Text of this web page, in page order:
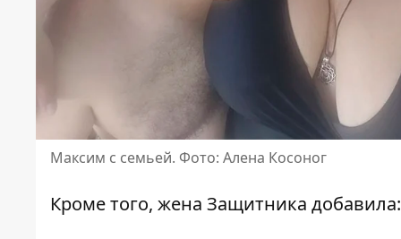
Максим с семьей. Фото: Алена Косоног
Кроме того, жена Защитника добавила: